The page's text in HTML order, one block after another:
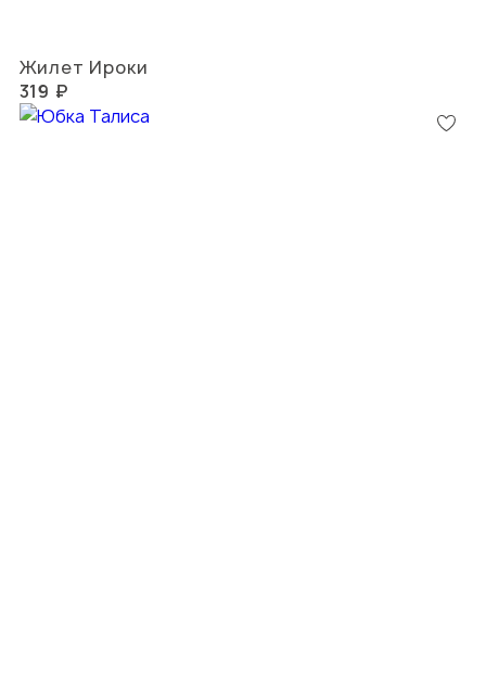
Жилет Ироки
319 ₽